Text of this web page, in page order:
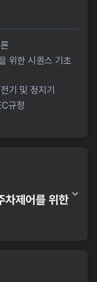
위한 시퀀스 기초
기 및 정지기
규정
차제어를 위한